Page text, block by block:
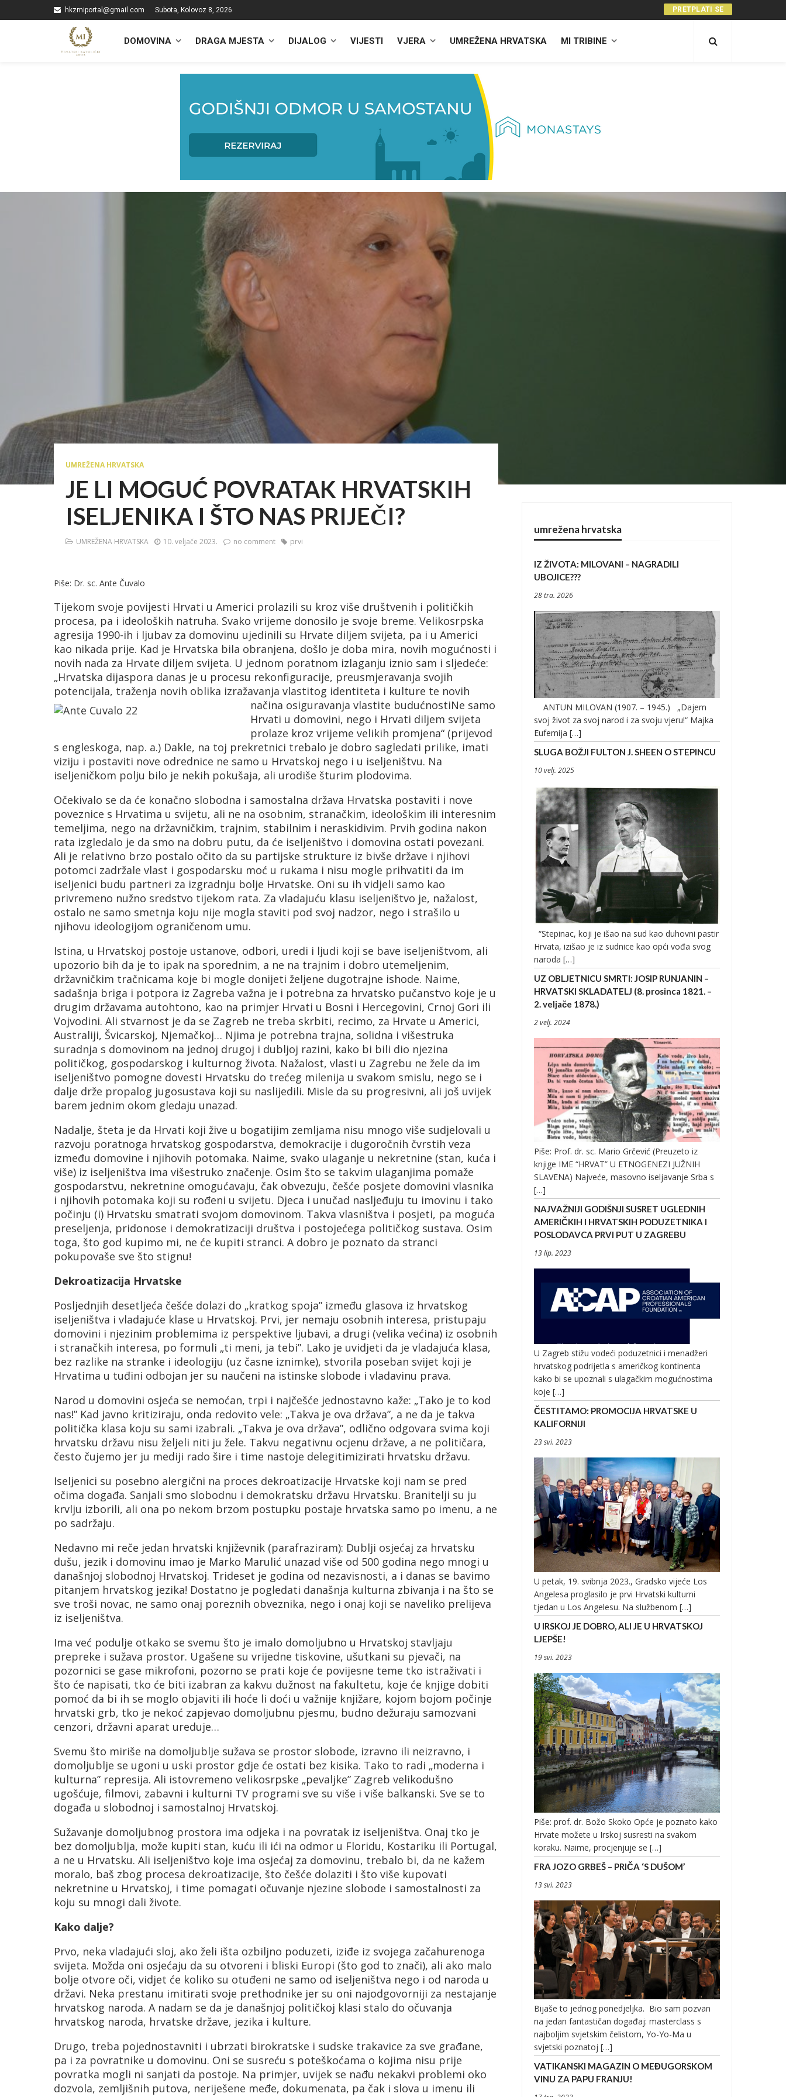
hkzmiportal@gmail.com Subota, Kolovoz 8, 2026 PRETPLATI SE
DOMOVINA DRAGA MJESTA DIJALOG VIJESTI VJERA UMREŽENA HRVATSKA MI TRIBINE
UMREŽENA HRVATSKA
JE LI MOGUĆ POVRATAK HRVATSKIH
ISELJENIKA I ŠTO NAS PRIJEČI?
UMREŽENA HRVATSKA 10. veljače 2023. no comment prvi
Piše: Dr. sc. Ante Čuvalo
Tijekom svoje povijesti Hrvati u Americi prolazili su kroz više društvenih i političkih
procesa, pa i ideoloških natruha. Svako vrijeme donosilo je svoje breme. Velikosrpska
agresija 1990-ih i ljubav za domovinu ujedinili su Hrvate diljem svijeta, pa i u Americi
kao nikada prije. Kad je Hrvatska bila obranjena, došlo je doba mira, novih mogućnosti i
novih nada za Hrvate diljem svijeta. U jednom poratnom izlaganju iznio sam i sljedeće:
„Hrvatska dijaspora danas je u procesu rekonfiguracije, preusmjeravanja svojih
potencijala, traženja novih oblika izražavanja vlastitog identiteta i kulture te novih
načina osiguravanja vlastite budućnostiNe samo
Hrvati u domovini, nego i Hrvati diljem svijeta
prolaze kroz vrijeme velikih promjena“ (prijevod
s engleskoga, nap. a.) Dakle, na toj prekretnici trebalo je dobro sagledati prilike, imati
viziju i postaviti nove odrednice ne samo u Hrvatskoj nego i u iseljeništvu. Na
iseljeničkom polju bilo je nekih pokušaja, ali urodiše šturim plodovima.
Očekivalo se da će konačno slobodna i samostalna država Hrvatska postaviti i nove
poveznice s Hrvatima u svijetu, ali ne na osobnim, stranačkim, ideološkim ili interesnim
temeljima, nego na državničkim, trajnim, stabilnim i neraskidivim. Prvih godina nakon
rata izgledalo je da smo na dobru putu, da će iseljeništvo i domovina ostati povezani.
Ali je relativno brzo postalo očito da su partijske strukture iz bivše države i njihovi
potomci zadržale vlast i gospodarsku moć u rukama i nisu mogle prihvatiti da im
iseljenici budu partneri za izgradnju bolje Hrvatske. Oni su ih vidjeli samo kao
privremeno nužno sredstvo tijekom rata. Za vladajuću klasu iseljeništvo je, nažalost,
ostalo ne samo smetnja koju nije mogla staviti pod svoj nadzor, nego i strašilo u
njihovu ideologijom ograničenom umu.
Istina, u Hrvatskoj postoje ustanove, odbori, uredi i ljudi koji se bave iseljeništvom, ali
upozorio bih da je to ipak na sporednim, a ne na trajnim i dobro utemeljenim,
državničkim tračnicama koje bi mogle donijeti željene dugotrajne ishode. Naime,
sadašnja briga i potpora iz Zagreba važna je i potrebna za hrvatsko pučanstvo koje je u
drugim državama autohtono, kao na primjer Hrvati u Bosni i Hercegovini, Crnoj Gori ili
Vojvodini. Ali stvarnost je da se Zagreb ne treba skrbiti, recimo, za Hrvate u Americi,
Australiji, Švicarskoj, Njemačkoj… Njima je potrebna trajna, solidna i višestruka
suradnja s domovinom na jednoj drugoj i dubljoj razini, kako bi bili dio njezina
političkog, gospodarskog i kulturnog života. Nažalost, vlasti u Zagrebu ne žele da im
iseljeništvo pomogne dovesti Hrvatsku do trećeg milenija u svakom smislu, nego se i
dalje drže propalog jugosustava koji su naslijedili. Misle da su progresivni, ali još uvijek
barem jednim okom gledaju unazad.
Nadalje, šteta je da Hrvati koji žive u bogatijim zemljama nisu mnogo više sudjelovali u
razvoju poratnoga hrvatskog gospodarstva, demokracije i dugoročnih čvrstih veza
između domovine i njihovih potomaka. Naime, svako ulaganje u nekretnine (stan, kuća i
više) iz iseljeništva ima višestruko značenje. Osim što se takvim ulaganjima pomaže
gospodarstvu, nekretnine omogućavaju, čak obvezuju, češće posjete domovini vlasnika
i njihovih potomaka koji su rođeni u svijetu. Djeca i unučad nasljeđuju tu imovinu i tako
počinju (i) Hrvatsku smatrati svojom domovinom. Takva vlasništva i posjeti, pa moguća
preseljenja, pridonose i demokratizaciji društva i postojećega političkog sustava. Osim
toga, što god kupimo mi, ne će kupiti stranci. A dobro je poznato da stranci
pokupovaše sve što stignu!
Dekroatizacija Hrvatske
Posljednjih desetljeća češće dolazi do „kratkog spoja” između glasova iz hrvatskog
iseljeništva i vladajuće klase u Hrvatskoj. Prvi, jer nemaju osobnih interesa, pristupaju
domovini i njezinim problemima iz perspektive ljubavi, a drugi (velika većina) iz osobnih
i stranačkih interesa, po formuli „ti meni, ja tebi”. Lako je uvidjeti da je vladajuća klasa,
bez razlike na stranke i ideologiju (uz časne iznimke), stvorila poseban svijet koji je
Hrvatima u tuđini odbojan jer su naučeni na istinske slobode i vladavinu prava.
Narod u domovini osjeća se nemoćan, trpi i najčešće jednostavno kaže: „Tako je to kod
nas!” Kad javno kritiziraju, onda redovito vele: „Takva je ova država”, a ne da je takva
politička klasa koju su sami izabrali. „Takva je ova država”, odlično odgovara svima koji
hrvatsku državu nisu željeli niti ju žele. Takvu negativnu ocjenu države, a ne političara,
često čujemo jer ju mediji rado šire i time nastoje delegitimizirati hrvatsku državu.
Iseljenici su posebno alergični na proces dekroatizacije Hrvatske koji nam se pred
očima događa. Sanjali smo slobodnu i demokratsku državu Hrvatsku. Branitelji su ju
krvlju izborili, ali ona po nekom brzom postupku postaje hrvatska samo po imenu, a ne
po sadržaju.
Nedavno mi reče jedan hrvatski književnik (parafraziram): Dublji osjećaj za hrvatsku
dušu, jezik i domovinu imao je Marko Marulić unazad više od 500 godina nego mnogi u
današnjoj slobodnoj Hrvatskoj. Trideset je godina od nezavisnosti, a i danas se bavimo
pitanjem hrvatskog jezika! Dostatno je pogledati današnja kulturna zbivanja i na što se
sve troši novac, ne samo onaj poreznih obveznika, nego i onaj koji se naveliko prelijeva
iz iseljeništva.
Ima već podulje otkako se svemu što je imalo domoljubno u Hrvatskoj stavljaju
prepreke i sužava prostor. Ugašene su vrijedne tiskovine, ušutkani su pjevači, na
pozornici se gase mikrofoni, pozorno se prati koje će povijesne teme tko istraživati i
što će napisati, tko će biti izabran za kakvu dužnost na fakultetu, koje će knjige dobiti
pomoć da bi ih se moglo objaviti ili hoće li doći u važnije knjižare, kojom bojom počinje
hrvatski grb, tko je nekoć zapjevao domoljubnu pjesmu, budno dežuraju samozvani
cenzori, državni aparat ureduje…
Svemu što miriše na domoljublje sužava se prostor slobode, izravno ili neizravno, i
domoljublje se ugoni u uski prostor gdje će ostati bez kisika. Tako to radi „moderna i
kulturna” represija. Ali istovremeno velikosrpske „pevaljke” Zagreb velikodušno
ugošćuje, filmovi, zabavni i kulturni TV programi sve su više i više balkanski. Sve se to
događa u slobodnoj i samostalnoj Hrvatskoj.
Sužavanje domoljubnog prostora ima odjeka i na povratak iz iseljeništva. Onaj tko je
bez domoljublja, može kupiti stan, kuću ili ići na odmor u Floridu, Kostariku ili Portugal,
a ne u Hrvatsku. Ali iseljeništvo koje ima osjećaj za domovinu, trebalo bi, da ne kažem
moralo, baš zbog procesa dekroatizacije, što češće dolaziti i što više kupovati
nekretnine u Hrvatskoj, i time pomagati očuvanje njezine slobode i samostalnosti za
koju su mnogi dali živote.
Kako dalje?
Prvo, neka vladajući sloj, ako želi išta ozbiljno poduzeti, iziđe iz svojega začahurenoga
svijeta. Možda oni osjećaju da su otvoreni i bliski Europi (što god to znači), ali ako malo
bolje otvore oči, vidjet će koliko su otuđeni ne samo od iseljeništva nego i od naroda u
državi. Neka prestanu imitirati svoje prethodnike jer su oni najodgovorniji za nestajanje
hrvatskog naroda. A nadam se da je današnjoj političkoj klasi stalo do očuvanja
hrvatskog naroda, hrvatske države, jezika i kulture.
Drugo, treba pojednostavniti i ubrzati birokratske i sudske trakavice za sve građane,
pa i za povratnike u domovinu. Oni se susreću s poteškoćama o kojima nisu prije
povratka mogli ni sanjati da postoje. Na primjer, uvijek se nađu nekakvi problemi oko
dozvola, zemljišnih putova, neriješene međe, dokumenata, pa čak i slova u imenu ili
umrežena hrvatska
IZ ŽIVOTA: MILOVANI – NAGRADILI
UBOJICE???
28 tra. 2026
ANTUN MILOVAN (1907. – 1945.) „Dajem
svoj život za svoj narod i za svoju vjeru!“ Majka
Eufemija […]
SLUGA BOŽJI FULTON J. SHEEN O STEPINCU
10 velj. 2025
“Stepinac, koji je išao na sud kao duhovni pastir
Hrvata, izišao je iz sudnice kao opći vođa svog
naroda […]
UZ OBLJETNICU SMRTI: JOSIP RUNJANIN –
HRVATSKI SKLADATELJ (8. prosinca 1821. –
2. veljače 1878.)
2 velj. 2024
Piše: Prof. dr. sc. Mario Grčević (Preuzeto iz
knjige IME “HRVAT” U ETNOGENEZI JUŽNIH
SLAVENA) Najveće, masovno iseljavanje Srba s
[…]
NAJVAŽNIJI GODIŠNJI SUSRET UGLEDNIH
AMERIČKIH I HRVATSKIH PODUZETNIKA I
POSLODAVCA PRVI PUT U ZAGREBU
13 lip. 2023
U Zagreb stižu vodeći poduzetnici i menadžeri
hrvatskog podrijetla s američkog kontinenta
kako bi se upoznali s ulagačkim mogućnostima
koje […]
ČESTITAMO: PROMOCIJA HRVATSKE U
KALIFORNIJI
23 svi. 2023
U petak, 19. svibnja 2023., Gradsko vijeće Los
Angelesa proglasilo je prvi Hrvatski kulturni
tjedan u Los Angelesu. Na službenom […]
U IRSKOJ JE DOBRO, ALI JE U HRVATSKOJ
LJEPŠE!
19 svi. 2023
Piše: prof. dr. Božo Skoko Opće je poznato kako
Hrvate možete u Irskoj susresti na svakom
koraku. Naime, procjenjuje se […]
FRA JOZO GRBEŠ – PRIČA ‘S DUŠOM’
13 svi. 2023
Bijaše to jednog ponedjeljka. Bio sam pozvan
na jedan fantastičan događaj: masterclass s
najboljim svjetskim čelistom, Yo-Yo-Ma u
svjetski poznatoj […]
VATIKANSKI MAGAZIN O MEĐUGORSKOM
VINU ZA PAPU FRANJU!